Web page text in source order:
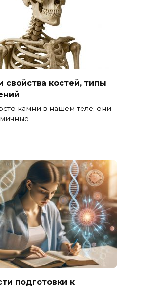
свойства костей, типы
камни в нашем теле; они
подготовки к